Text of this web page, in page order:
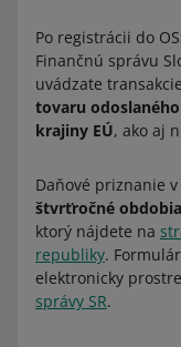
Po registrácii do
Finančnú správu
uvádzate
tovaru
krajiny EÚ, ako aj
Daňové priznanie
štvrťročné obdobia
ktorý nájdete na
republiky.
elektronicky
správy SR.